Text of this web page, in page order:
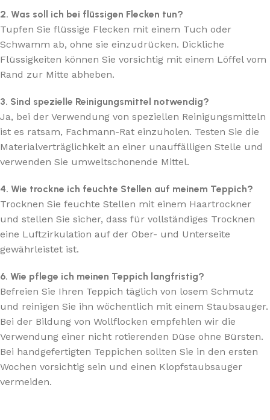
2. Was soll ich bei flüssigen Flecken tun?
Tupfen Sie flüssige Flecken mit einem Tuch oder
Schwamm ab, ohne sie einzudrücken. Dickliche
Flüssigkeiten können Sie vorsichtig mit einem Löffel vom
Rand zur Mitte abheben.
3. Sind spezielle Reinigungsmittel notwendig?
Ja, bei der Verwendung von speziellen Reinigungsmitteln
ist es ratsam, Fachmann-Rat einzuholen. Testen Sie die
Materialverträglichkeit an einer unauffälligen Stelle und
verwenden Sie umweltschonende Mittel.
4. Wie trockne ich feuchte Stellen auf meinem Teppich?
Trocknen Sie feuchte Stellen mit einem Haartrockner
und stellen Sie sicher, dass für vollständiges Trocknen
eine Luftzirkulation auf der Ober- und Unterseite
gewährleistet ist.
6. Wie pflege ich meinen Teppich langfristig?
Befreien Sie Ihren Teppich täglich von losem Schmutz
und reinigen Sie ihn wöchentlich mit einem Staubsauger.
Bei der Bildung von Wollflocken empfehlen wir die
Verwendung einer nicht rotierenden Düse ohne Bürsten.
Bei handgefertigten Teppichen sollten Sie in den ersten
Wochen vorsichtig sein und einen Klopfstaubsauger
vermeiden.